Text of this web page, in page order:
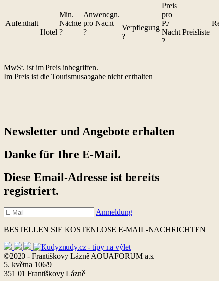
Aufenthalt
Hotel
Min.
Nächte
?
Anwendgn.
pro Nacht
?
Verpflegung
?
Preis
pro
P./
Nacht
?
Preisliste
MwSt. ist im Preis inbegriffen.
Im Preis ist die Tourismusabgabe nicht enthalten
Newsletter und Angebote erhalten
Danke für Ihre E-Mail.
Diese Email-Adresse ist bereits
registriert.
Anmeldung
BESTELLEN SIE KOSTENLOSE E-MAIL-NACHRICHTEN
©2020 - Františkovy Lázně AQUAFORUM a.s.
5. května 106/9
351 01 Františkovy Lázně